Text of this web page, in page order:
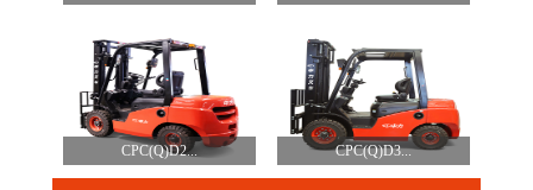
CPC(Q)D2... CPC(Q)D3...